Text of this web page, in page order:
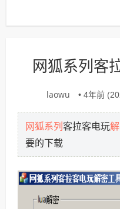
网狐系列客
laowu • 4年前
网狐系列客拉客电玩
要的下载